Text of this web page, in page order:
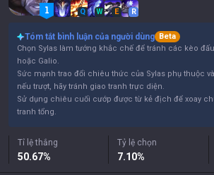
Q W E R
Tóm tắt bình luận của người dùng Beta
Chọn Sylas làm tướng khắc chế để tránh các kèo
hoặc Galio.
Sức mạnh trao đổi chiêu thức của Sylas phụ thuộc
nếu trượt, hãy tránh giao tranh trực diện.
Sử dụng chiêu cuối cướp được từ kẻ địch để xoay
tranh tổng.
Tỉ lệ thắng
50.67%
Tỷ lệ chọn
7.10%